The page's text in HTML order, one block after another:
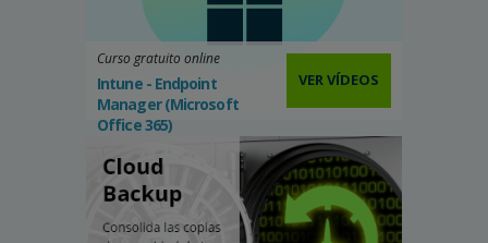
Curso gratuito online
Intune - Endpoint
Manager (Microsoft
Office 365)
VER VÍDEOS